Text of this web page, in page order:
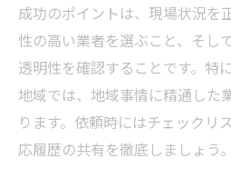
成功のポイントは、現場状況を
性の高い業者を選ぶこと、そし
透明性を確認することです。特
地域では、地域事情に精通した
ります。依頼時にはチェックリ
応履歴の共有を徹底しましょう。